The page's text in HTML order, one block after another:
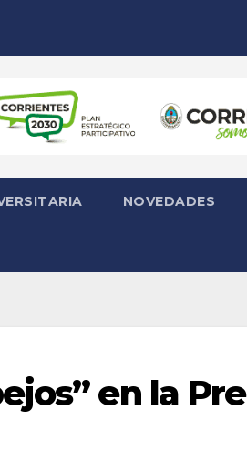
NOVEDADES
en la Pre